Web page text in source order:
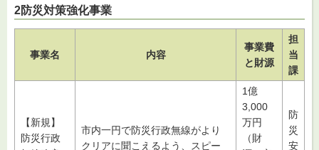
2防災対策強化事業
事業名 内容
事業費
と財源
担
当
課
【新規】
防災行政
市内一円で防災行政無線がより
クリアに聞こえるよう、スピー
1億
3,000
万円
（財
防
災
安